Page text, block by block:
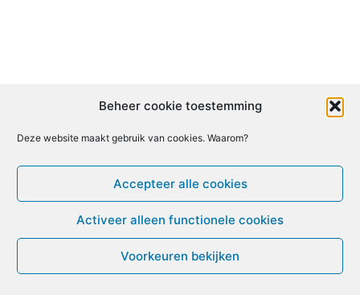
Beheer cookie toestemming
Deze website maakt gebruik van cookies. Waarom?
Accepteer alle cookies
Activeer alleen functionele cookies
Voorkeuren bekijken